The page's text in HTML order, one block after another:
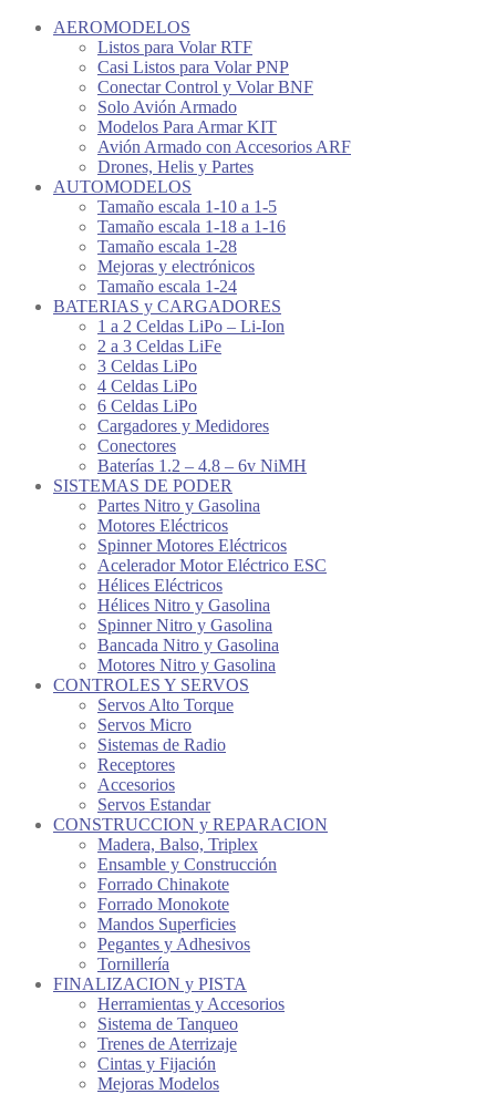
AEROMODELOS
Listos para Volar RTF
Casi Listos para Volar PNP
Conectar Control y Volar BNF
Solo Avión Armado
Modelos Para Armar KIT
Avión Armado con Accesorios ARF
Drones, Helis y Partes
AUTOMODELOS
Tamaño escala 1-10 a 1-5
Tamaño escala 1-18 a 1-16
Tamaño escala 1-28
Mejoras y electrónicos
Tamaño escala 1-24
BATERIAS y CARGADORES
1 a 2 Celdas LiPo – Li-Ion
2 a 3 Celdas LiFe
3 Celdas LiPo
4 Celdas LiPo
6 Celdas LiPo
Cargadores y Medidores
Conectores
Baterías 1.2 – 4.8 – 6v NiMH
SISTEMAS DE PODER
Partes Nitro y Gasolina
Motores Eléctricos
Spinner Motores Eléctricos
Acelerador Motor Eléctrico ESC
Hélices Eléctricos
Hélices Nitro y Gasolina
Spinner Nitro y Gasolina
Bancada Nitro y Gasolina
Motores Nitro y Gasolina
CONTROLES Y SERVOS
Servos Alto Torque
Servos Micro
Sistemas de Radio
Receptores
Accesorios
Servos Estandar
CONSTRUCCION y REPARACION
Madera, Balso, Triplex
Ensamble y Construcción
Forrado Chinakote
Forrado Monokote
Mandos Superficies
Pegantes y Adhesivos
Tornillería
FINALIZACION y PISTA
Herramientas y Accesorios
Sistema de Tanqueo
Trenes de Aterrizaje
Cintas y Fijación
Mejoras Modelos